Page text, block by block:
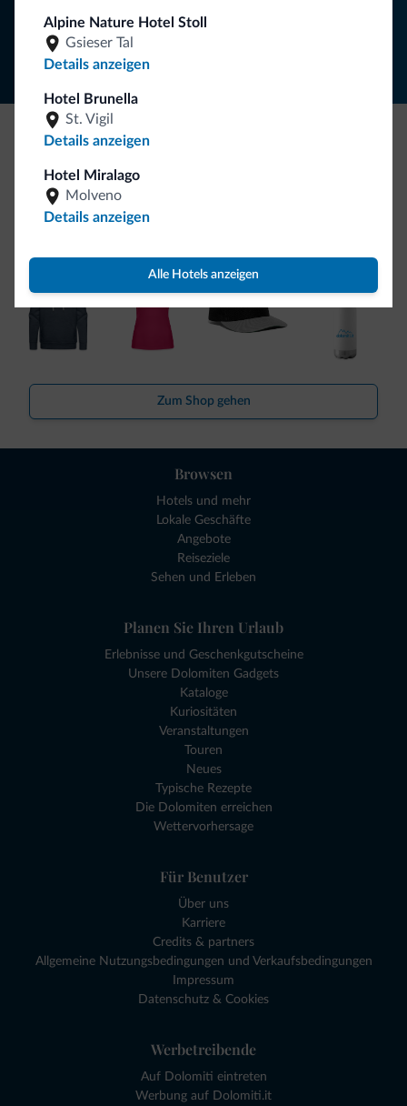
Alpine Nature Hotel Stoll
Gsieser Tal
Details anzeigen
Hotel Brunella
St. Vigil
Details anzeigen
Hotel Miralago
Molveno
Details anzeigen
Alle Hotels anzeigen
Folgen Sie Dolomiti.it auf
Kollektion
So viele von Ihnen haben uns gefragt. Die neue Kollektion
Zum Shop gehen
Browsen
Hotels und mehr
Lokale Geschäfte
Angebote
Reiseziele
Sehen und Erleben
Planen Sie Ihren Urlaub
Erlebnisse und Geschenkgutscheine
Unsere Dolomiten Gadgets
Kataloge
Kuriositäten
Veranstaltungen
Touren
Neues
Typische Rezepte
Die Dolomiten erreichen
Wettervorhersage
Für Benutzer
Über uns
Karriere
Credits & partners
Allgemeine Nutzungsbedingungen und Verkaufsbedingungen
Impressum
Datenschutz & Cookies
Werbetreibende
Auf Dolomiti eintreten
Werbung auf Dolomiti.it